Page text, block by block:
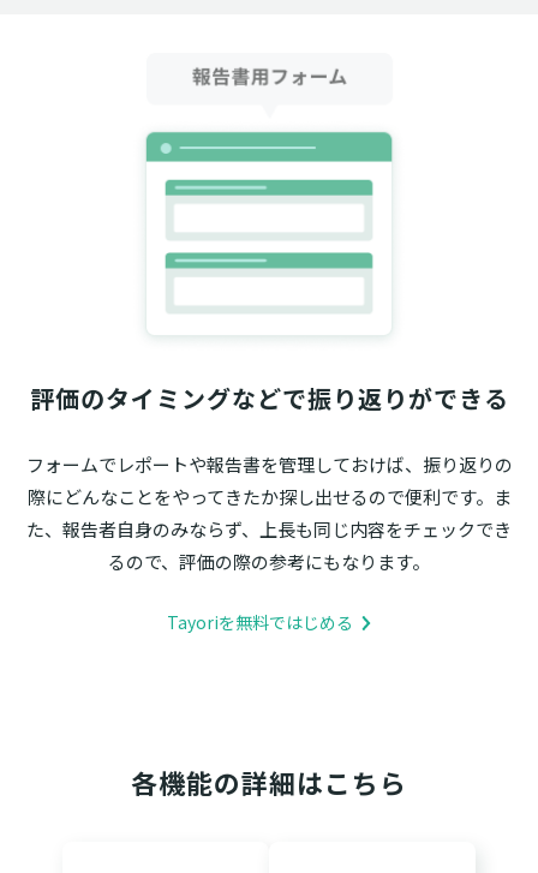
評価のタイミングなどで振り返りができる
フォームでレポートや報告書を管理しておけば、振り返りの
際にどんなことをやってきたか探し出せるので便利です。ま
た、報告者自身のみならず、上長も同じ内容をチェックでき
るので、評価の際の参考にもなります。
Tayoriを無料ではじめる
各機能の詳細はこちら